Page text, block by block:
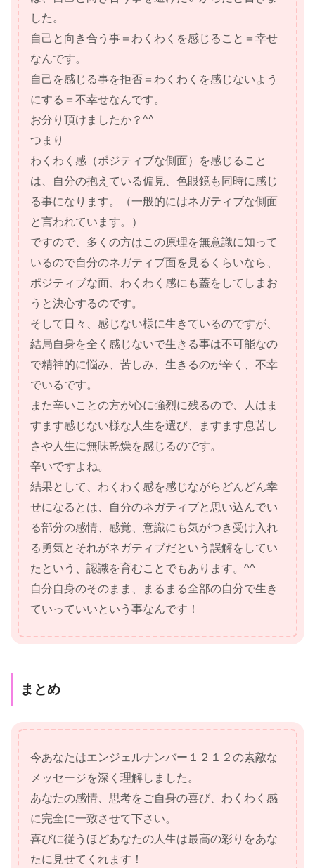
した。
自己と向き合う事＝わくわくを感じること＝幸せ
なんです。
自己を感じる事を拒否＝わくわくを感じないよう
にする＝不幸せなんです。
お分り頂けましたか？^^
つまり
わくわく感（ポジティブな側面）を感じること
は、自分の抱えている偏見、色眼鏡も同時に感じ
る事になります。（一般的にはネガティブな側面
と言われています。）
ですので、多くの方はこの原理を無意識に知って
いるので自分のネガティブ面を見るくらいなら、
ポジティブな面、わくわく感にも蓋をしてしまお
うと決心するのです。
そして日々、感じない様に生きているのですが、
結局自身を全く感じないで生きる事は不可能なの
で精神的に悩み、苦しみ、生きるのが辛く、不幸
でいるです。
また辛いことの方が心に強烈に残るので、人はま
すます感じない様な人生を選び、ますます息苦し
さや人生に無味乾燥を感じるのです。
辛いですよね。
結果として、わくわく感を感じながらどんどん幸
せになるとは、自分のネガティブと思い込んでい
る部分の感情、感覚、意識にも気がつき受け入れ
る勇気とそれがネガティブだという誤解をしてい
たという、認識を育むことでもあります。^^
自分自身のそのまま、まるまる全部の自分で生き
ていっていいという事なんです！
まとめ
今あなたはエンジェルナンバー１２１２の素敵な
メッセージを深く理解しました。
あなたの感情、思考をご自身の喜び、わくわく感
に完全に一致させて下さい。
喜びに従うほどあなたの人生は最高の彩りをあな
たに見せてくれます！